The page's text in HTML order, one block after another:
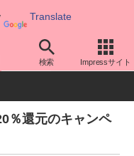
Translate
検索 Impressサイト
済/金融
％還元のキャンペ